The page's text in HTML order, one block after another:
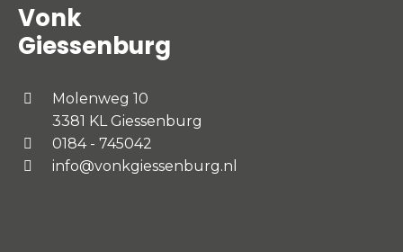
Vonk
Giessenburg
Molenweg 10
3381 KL Giessenburg
0184 - 745042
info@vonkgiessenburg.nl